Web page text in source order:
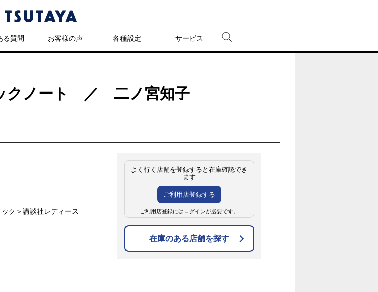
る質問 お客様の声 各種設定 サービス
TSUTAYAプレミアムNEXT
クノート ／ 二ノ宮知子
ク＞講談社レディース
よく行く店舗を登録すると在庫確認でき
ます
ご利用店登録する
ご利用店登録にはログインが必要です。
在庫のある店舗を探す